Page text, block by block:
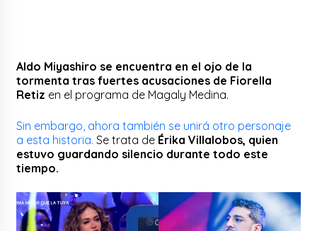
Aldo Miyashiro se encuentra en el ojo de la
tormenta tras fuertes acusaciones de Fiorella
Retiz en el programa de Magaly Medina.
Sin embargo, ahora también se unirá otro personaje
a esta historia. Se trata de Érika Villalobos, quien
estuvo guardando silencio durante todo este
tiempo.